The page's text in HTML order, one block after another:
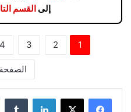
إلى القسم
1
2
3
4
الصفحة
لينكدإن